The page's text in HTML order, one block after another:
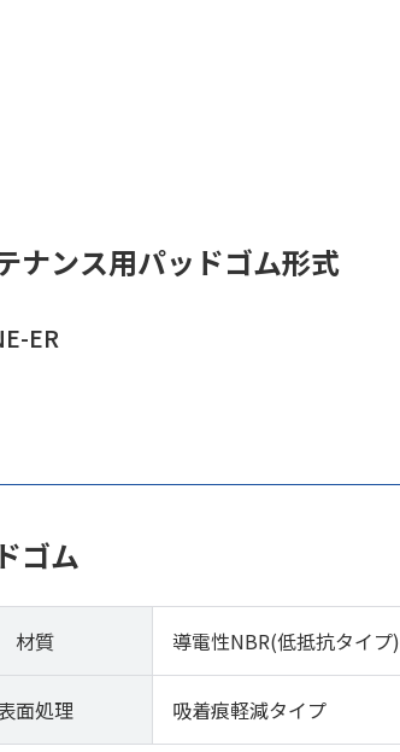
ナンス用パッドゴム形式
ER
ゴム
材質 導電性NBR(低抵抗タイプ)
面処理 吸着痕軽減タイプ